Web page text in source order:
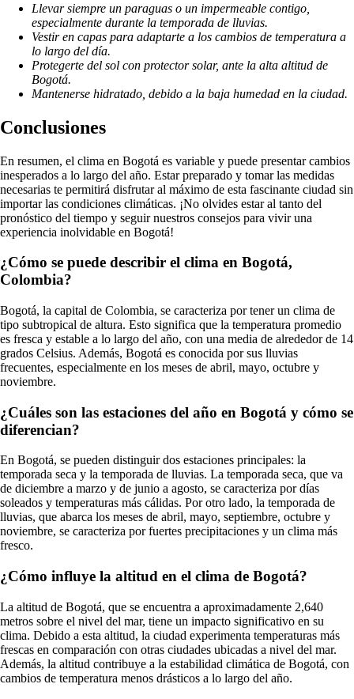
Llevar siempre un paraguas o un impermeable contigo,
especialmente durante la temporada de lluvias.
Vestir en capas para adaptarte a los cambios de temperatura a
lo largo del día.
Protegerte del sol con protector solar, ante la alta altitud de
Bogotá.
Mantenerse hidratado, debido a la baja humedad en la ciudad.
Conclusiones
En resumen, el clima en Bogotá es variable y puede presentar cambios
inesperados a lo largo del año. Estar preparado y tomar las medidas
necesarias te permitirá disfrutar al máximo de esta fascinante ciudad sin
importar las condiciones climáticas. ¡No olvides estar al tanto del
pronóstico del tiempo y seguir nuestros consejos para vivir una
experiencia inolvidable en Bogotá!
¿Cómo se puede describir el clima en Bogotá,
Colombia?
Bogotá, la capital de Colombia, se caracteriza por tener un clima de
tipo subtropical de altura. Esto significa que la temperatura promedio
es fresca y estable a lo largo del año, con una media de alrededor de 14
grados Celsius. Además, Bogotá es conocida por sus lluvias
frecuentes, especialmente en los meses de abril, mayo, octubre y
noviembre.
¿Cuáles son las estaciones del año en Bogotá y cómo se
diferencian?
En Bogotá, se pueden distinguir dos estaciones principales: la
temporada seca y la temporada de lluvias. La temporada seca, que va
de diciembre a marzo y de junio a agosto, se caracteriza por días
soleados y temperaturas más cálidas. Por otro lado, la temporada de
lluvias, que abarca los meses de abril, mayo, septiembre, octubre y
noviembre, se caracteriza por fuertes precipitaciones y un clima más
fresco.
¿Cómo influye la altitud en el clima de Bogotá?
La altitud de Bogotá, que se encuentra a aproximadamente 2,640
metros sobre el nivel del mar, tiene un impacto significativo en su
clima. Debido a esta altitud, la ciudad experimenta temperaturas más
frescas en comparación con otras ciudades ubicadas a nivel del mar.
Además, la altitud contribuye a la estabilidad climática de Bogotá, con
cambios de temperatura menos drásticos a lo largo del año.